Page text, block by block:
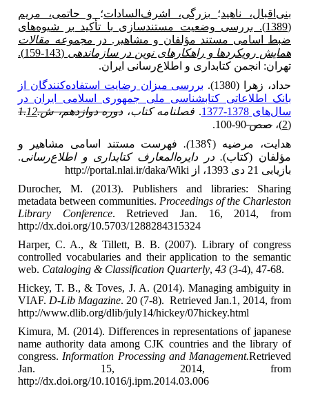
بنی‌اقبال، ناهید؛ بزرگی، اشرف‌السادات؛ و حاتمی، مریم
(1389).
بررسی وضعیت مستندسازی با تأکید بر شیوه‌های
ضبط اسامی مستند مؤلفان و مشاهیر. در مجموعه‌ مقالات‌
همایش رویکردها و راهکارهای نوین در سازماندهی (143-159).
تهران: انجمن کتابداری و اطلاع‌رسانی ایران.
حداد، زهرا (1380).
بررسی میزان رضایت استفاده‌کنندگان از
بانک اطلاعاتی کتابشناسی ملی جمهوری اسلامی ایران در
سال‏‌های 1378-1377
. فصلنامه کتاب، دوره دوازدهم، ش.1.12
(2)
، صص90-100.
هدایت، مرضیه (؟138
). فهرست مستند اسامی مشاهیر و
مؤلفان (کتاب). در دایره‌المعارف کتابداری و اطلاع‌رسانی.
بازیابی 21 دی 1393، از http://portal.nlai.ir/daka/Wiki
Durocher, M. (2013). Publishers and libraries: Sharing
metadata between communities. Proceedings of the Charleston
Library Conference. Retrieved Jan. 16, 2014, from
http://dx.doi.org/10.5703/1288284315324
Harper, C. A., & Tillett, B. B. (2007). Library of congress
controlled vocabularies and their application to the semantic
web. Cataloging & Classification Quarterly, 43 (3-4), 47-68.
Hickey, T. B., & Toves, J. A. (2014). Managing ambiguity in
VIAF. D-Lib Magazine. 20 (7-8). Retrieved Jan.1, 2014, from
http://www.dlib.org/dlib/july14/hickey/07hickey.html
Kimura, M. (2014). Differences in representations of japanese
name authority data among CJK countries and the library of
congress.Information Processing and Management.Retrieved
Jan. 15, 2014, from
http://dx.doi.org/10.1016/j.ipm.2014.03.006